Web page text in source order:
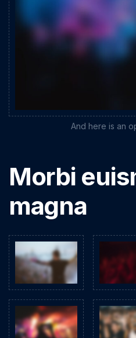
And here is an
Morbi
magna